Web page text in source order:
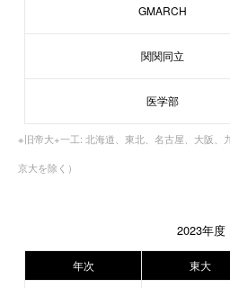
GMARCH
関関同立
医学部
※旧帝大+一工: 北海道、東北、名古屋、大阪、
京大を除く）
2023年度
年次 東大